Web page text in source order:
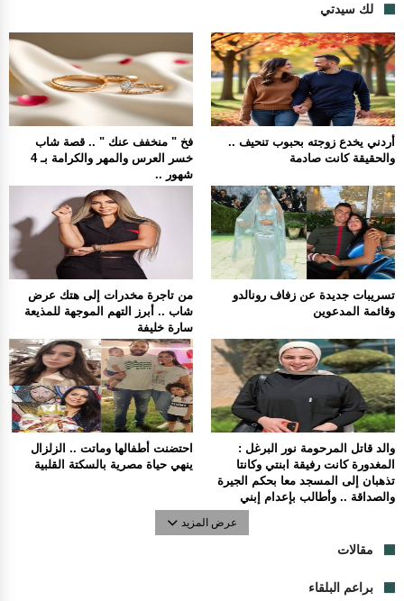
لك سيدتي
فخ " منخفف عنك " .. قصة شاب
خسر العرس والمهر والكرامة بـ 4
شهور ..
أردني يخدع زوجته بحبوب تنحيف ..
والحقيقة كانت صادمة
من تاجرة مخدرات إلى هتك عرض
شاب .. أبرز التهم الموجهة للمذيعة
سارة خليفة
تسريبات جديدة عن زفاف رونالدو
وقائمة المدعوين
احتضنت أطفالها وماتت .. الزلزال
ينهي حياة مصرية بالسكتة القلبية
والد قاتل المرحومة نور البرغل :
المغدورة كانت رفيقة ابنتي وكانتا
تذهبان إلى المسجد معا بحكم الجيرة
والصداقة .. وأطالب بإعدام إبني
عرض المزيد
مقالات
براعم البلقاء